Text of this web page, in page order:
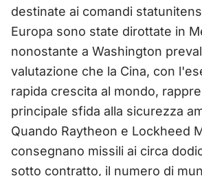
destinate ai comandi
Europa sono state dirottate in
nonostante a Washington
valutazione che la Cina, con
rapida crescita al mondo,
principale sfida alla sicurezza
Quando Raytheon e Lockheed
consegnano missili ai circa
sotto contratto, il numero di